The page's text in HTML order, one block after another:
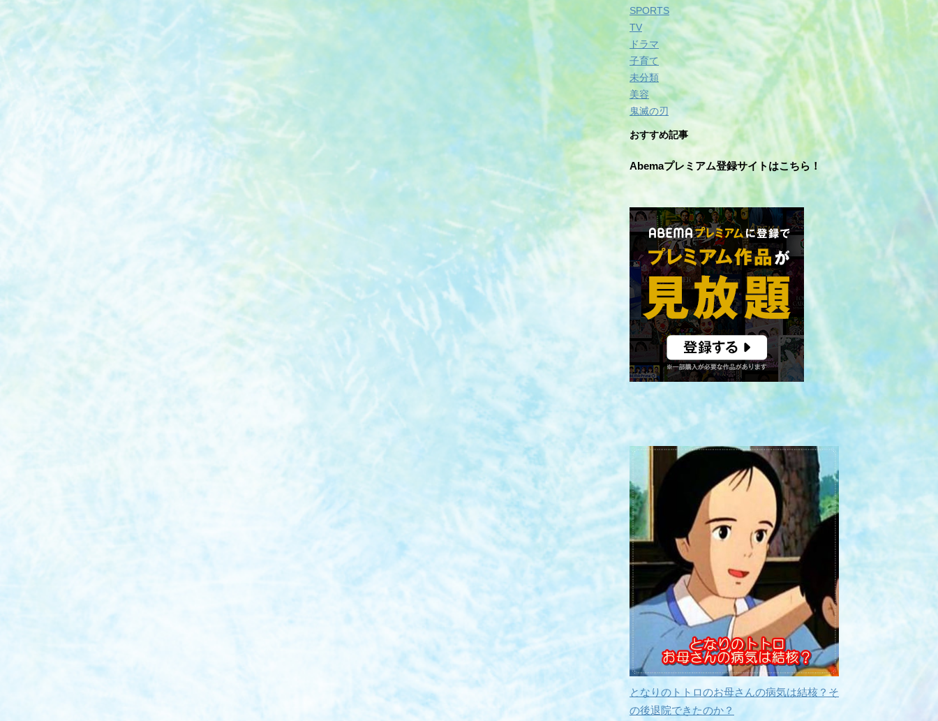
SPORTS
TV
ドラマ
子育て
未分類
美容
鬼滅の刃
おすすめ記事
Abemaプレミアム登録サイトはこちら！
となりのトトロのお母さんの病気は結核？そ
の後退院できたのか？